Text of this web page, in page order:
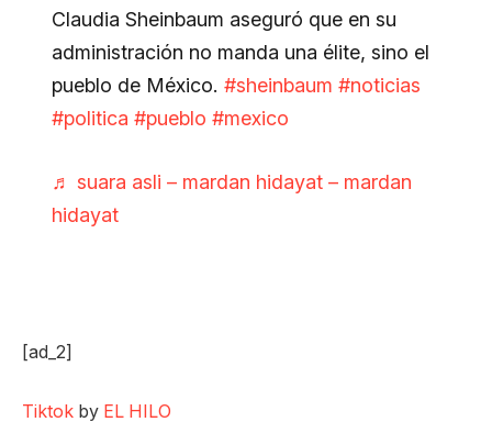
Claudia Sheinbaum aseguró que en su
administración no manda una élite, sino el
pueblo de México. #sheinbaum #noticias
#politica #pueblo #mexico
♬ suara asli – mardan hidayat – mardan
hidayat
[ad_2]
Tiktok by EL HILO